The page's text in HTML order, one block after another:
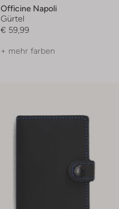
Officine Napoli
Gürtel
€ 59,99
+ mehr farben